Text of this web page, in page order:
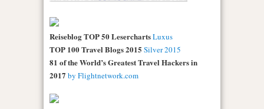
Reiseblog TOP 50 LeserchartsLuxus
TOP 100 Travel Blogs 2015 Silver 2015
81 of the World’s Greatest Travel Hackers in
2017 by Flightnetwork.com